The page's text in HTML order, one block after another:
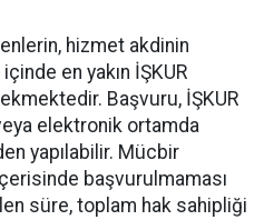
hizmet akdinin
en yakın İŞKUR
Başvuru, İŞKUR
elektronik ortamda
yapılabilir. Mücbir
başvurulmaması
süre, toplam hak sahipliği